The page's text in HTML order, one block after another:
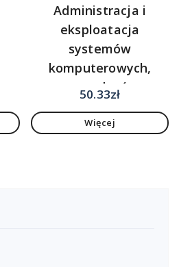
Administracja i
eksploatacja
systemów
komputerowych,
urządzeń
lokalnych sieci
50.33zł
Więcej